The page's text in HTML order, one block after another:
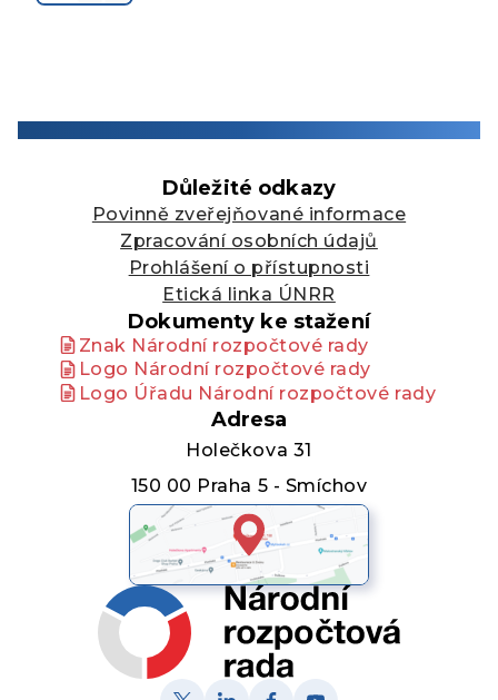
Důležité odkazy
Povinně zveřejňované informace
Zpracování osobních údajů
Prohlášení o přístupnosti
Etická linka ÚNRR
Dokumenty ke stažení
Znak Národní rozpočtové rady
Logo Národní rozpočtové rady
Logo Úřadu Národní rozpočtové rady
Adresa
Holečkova 31
150 00 Praha 5 - Smíchov